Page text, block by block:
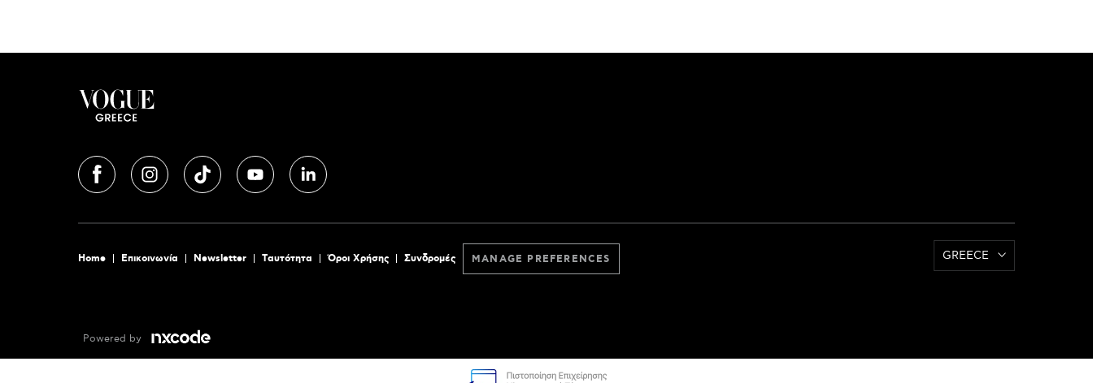
Home Επικοινωνία Newsletter Tαυτότητα Όροι Χρήσης Συνδρομές MANAGE PREFERENCES GREECE
Powered by